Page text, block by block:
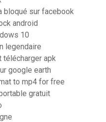
bloqué sur facebook
android
10
legendaire
télécharger apk
google earth
to mp4 for free
gratuit